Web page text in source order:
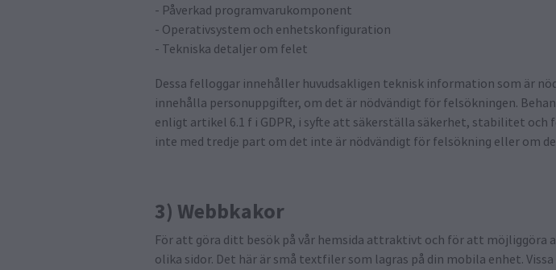
- Påverkad programvarukomponent
- Operativsystem och enhetskonfiguration
- Tekniska detaljer om felet
Dessa felloggar innehåller huvudsakligen teknisk information som är
innehålla personuppgifter, om det är nödvändigt för felsökningen.
enligt artikel 6.1 f i GDPR, i syfte att säkerställa säkerhet, stabilitet
inte med tredje part om det inte är nödvändigt för felsökning eller om
3) Webbkakor
För att göra ditt besök på vår hemsida attraktivt och för att möjliggöra
olika sidor. Det här är små textfiler som lagras på din mobila enhet.